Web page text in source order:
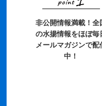
非公開情報満載！全
の水揚情報をほぼ毎
メールマガジンで配
中！